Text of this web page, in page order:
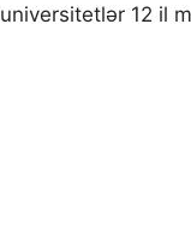
universitetlər 12 il